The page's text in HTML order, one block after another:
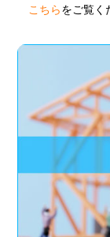
こちら をご覧く